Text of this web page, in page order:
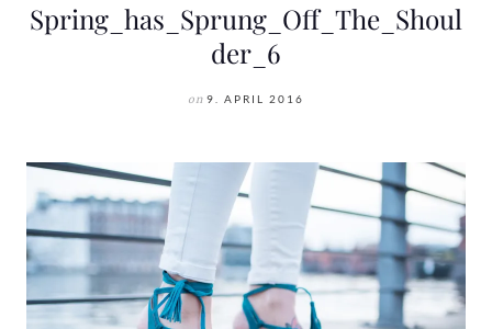
Spring_has_Sprung_Off_The_Shoul
der_6
on 9. APRIL 2016